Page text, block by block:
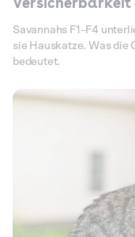
Savannahs F1–F4
sie Hauskatze. Was die
bedeutet.